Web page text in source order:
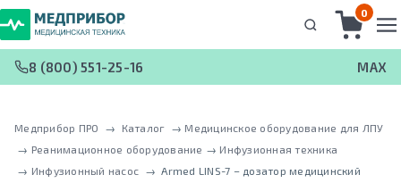
0
8 (800) 551-25-16 MAX
Медприбор ПРО → Каталог → Медицинское оборудование для ЛПУ
→ Реанимационное оборудование → Инфузионная техника
→ Инфузионный насос → Armed LINS-7 – дозатор медицинский